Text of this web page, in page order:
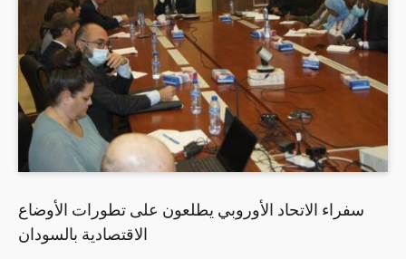
سفراء الاتحاد الأوروبي يطلعون على تطورات الأوضاع
الاقتصادية بالسودان